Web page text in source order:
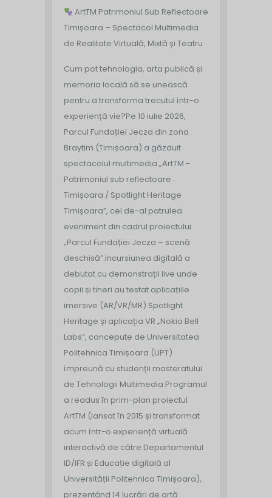
ArtTM Patrimoniul Sub Reflectoare
Timișoara – Spectacol Multimedia
de Realitate Virtuală, Mixtă și Teatru
Cum pot tehnologia, arta publică și
memoria locală să se unească
pentru a transforma trecutul într-o
experiență vie?Pe 10 iulie 2026,
Parcul Fundației Jecza din zona
Braytim (Timișoara) a găzduit
spectacolul multimedia „ArtTM -
Patrimoniul sub reflectoare
Timișoara / Spotlight Heritage
Timișoara”, cel de-al patrulea
eveniment din cadrul proiectului
„Parcul Fundației Jecza – scenă
deschisă”.Incursiunea digitală a
debutat cu demonstrații live unde
copii și tineri au testat aplicațiile
imersive (AR/VR/MR) Spotlight
Heritage și aplicația VR „Nokia Bell
Labs”, concepute de Universitatea
Politehnica Timișoara (UPT)
împreună cu studenții masteratului
de Tehnologii Multimedia.Programul
a readus în prim-plan proiectul
ArtTM (lansat în 2015 și transformat
acum într-o experiență virtuală
interactivă de către Departamentul
ID/IFR și Educație digitală al
Universității Politehnica Timișoara),
prezentând 14 lucrări de artă